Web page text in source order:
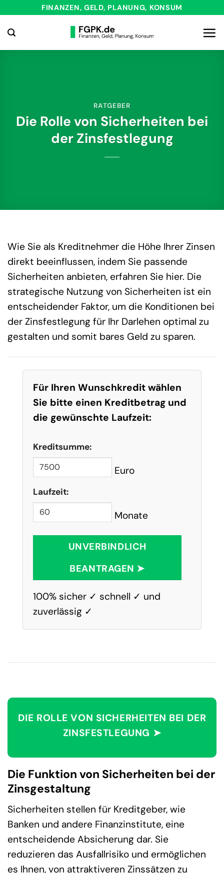
springen
FINANZEN, GELD, PLANUNG, KONSUM
RATGEBER
Die Rolle von Sicherheiten bei
der Zinsfestlegung
Wie Sie als Kreditnehmer die Höhe Ihrer Zinsen
direkt beeinflussen, indem Sie passende
Sicherheiten anbieten, erfahren Sie hier. Die
strategische Nutzung von Sicherheiten ist ein
entscheidender Faktor, um die Konditionen bei
der Zinsfestlegung für Ihr Darlehen optimal zu
gestalten und somit bares Geld zu sparen.
Für Ihren Wunschkredit wählen
Sie bitte einen Kreditbetrag und
die gewünschte Laufzeit:
Kreditsumme:
Euro
Laufzeit:
Monate
UNVERBINDLICH
BEANTRAGEN ➤
100% sicher ✓ schnell ✓ und
zuverlässig ✓
DIE ROLLE VON SICHERHEITEN BEI DER
ZINSFESTLEGUNG ➤
Die Funktion von Sicherheiten bei der
Zinsgestaltung
Sicherheiten stellen für Kreditgeber, wie
Banken und andere Finanzinstitute, eine
entscheidende Absicherung dar. Sie
reduzieren das Ausfallrisiko und ermöglichen
es Ihnen, von attraktiveren Zinssätzen zu